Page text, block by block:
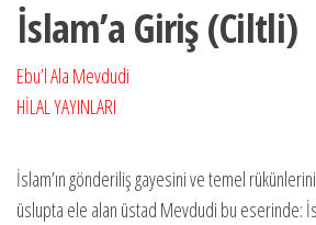
İslam’a Giriş (Ciltli)
Ebu’l Ala Mevdudi
HİLAL YAYINLARI
İslam’ın gönderiliş gayesini ve temel
üslupta ele alan üstad Mevdudi bu eserinde: